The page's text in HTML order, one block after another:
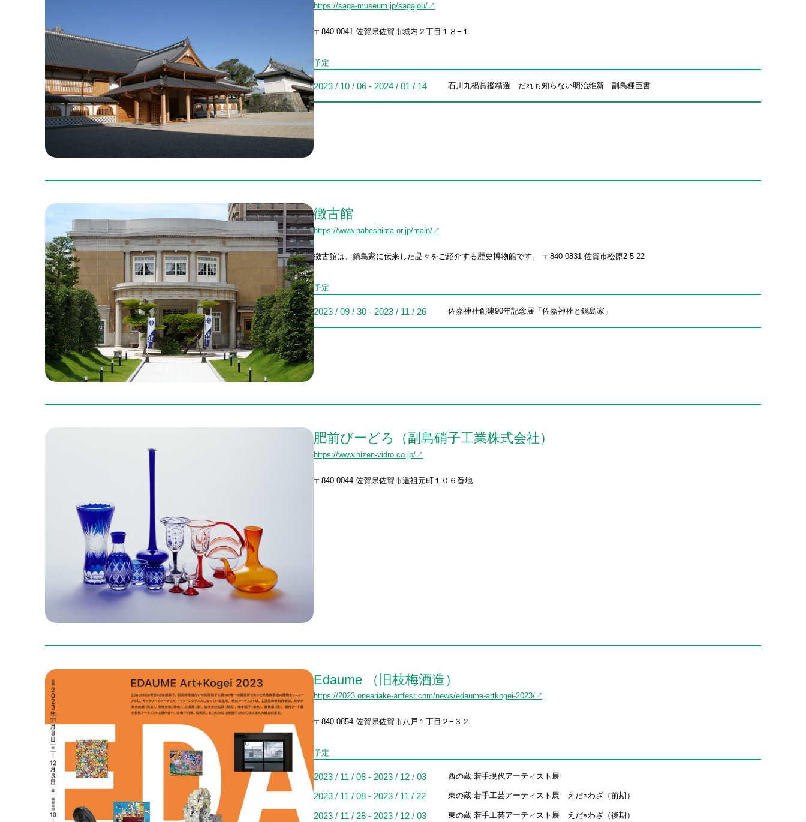
https://saga-museum.jp/sagajou/↗
〒840-0041 佐賀県佐賀市城内２丁目１８−１
予定
2023 / 10 / 06 - 2024 / 01 / 14 石川九楊賞鑑精選 だれも知らない明治維新 副島種臣書
徴古館
https://www.nabeshima.or.jp/main/↗
徴古館は、鍋島家に伝来した品々をご紹介する歴史博物館です。 〒840-0831 佐賀市松原2-5-22
予定
2023 / 09 / 30 - 2023 / 11 / 26 佐嘉神社創建90年記念展「佐嘉神社と鍋島家」
肥前びーどろ（副島硝子工業株式会社）
https://www.hizen-vidro.co.jp/↗
〒840-0044 佐賀県佐賀市道祖元町１０６番地
Edaume （旧枝梅酒造）
https://2023.oneariake-artfest.com/news/edaume-artkogei-2023/↗
〒840-0854 佐賀県佐賀市八戸１丁目２−３２
予定
2023 / 11 / 08 - 2023 / 12 / 03 西の蔵 若手現代アーティスト展
2023 / 11 / 08 - 2023 / 11 / 22 東の蔵 若手工芸アーティスト展 えだ×わざ（前期）
2023 / 11 / 28 - 2023 / 12 / 03 東の蔵 若手工芸アーティスト展 えだ×わざ（後期）